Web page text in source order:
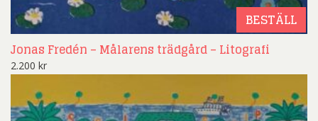
BESTÄLL
Jonas Fredén – Målarens trädgård – Litografi
2.200 kr